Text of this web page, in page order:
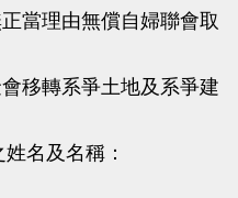
當理由無償自婦聯會取
移轉系爭土地及系爭建
名及名稱：